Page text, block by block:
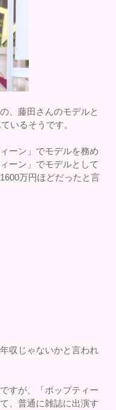
、藤田さんのモデルと
いるそうです。
ーン」でモデルを務め
ーン」でモデルとして
万円ほどだったと言
収じゃないかと言われ
すが、「ポップティー
、普通に雑誌に出演す